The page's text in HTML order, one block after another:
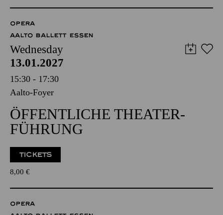
OPERA
AALTO BALLETT ESSEN
Wednesday
13.01.2027
15:30 - 17:30
Aalto-Foyer
ÖFFENTLICHE THEATER­
FÜHRUNG
TICKETS
8,00 €
OPERA